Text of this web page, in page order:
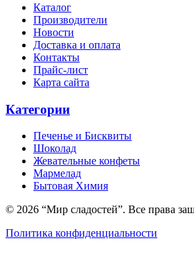
Каталог
Производители
Новости
Доставка и оплата
Контакты
Прайс-лист
Карта сайта
Категории
Печенье и Бисквиты
Шоколад
Жевательные конфеты
Мармелад
Бытовая Химия
© 2026 “Мир сладостей”. Все права
Политика конфиденциальности